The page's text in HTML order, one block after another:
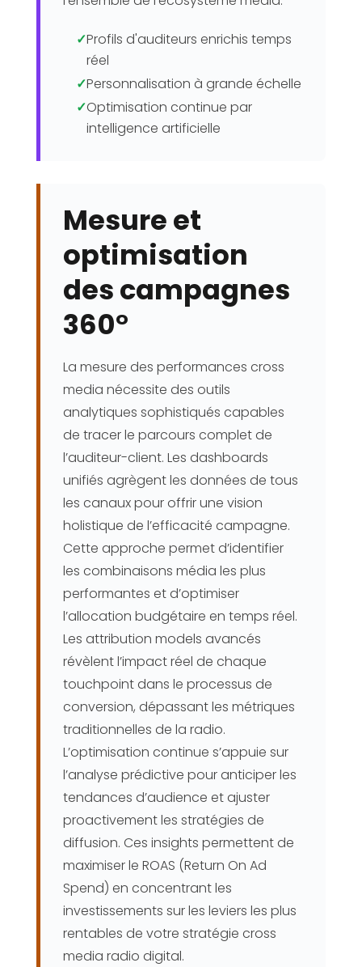
✓Profils d'auditeurs enrichis temps
réel
✓Personnalisation à grande échelle
✓Optimisation continue par
intelligence artificielle
Mesure et
optimisation
des campagnes
360°
La mesure des performances cross
media nécessite des outils
analytiques sophistiqués capables
de tracer le parcours complet de
l’auditeur-client. Les dashboards
unifiés agrègent les données de tous
les canaux pour offrir une vision
holistique de l’efficacité campagne.
Cette approche permet d’identifier
les combinaisons média les plus
performantes et d’optimiser
l’allocation budgétaire en temps réel.
Les attribution models avancés
révèlent l’impact réel de chaque
touchpoint dans le processus de
conversion, dépassant les métriques
traditionnelles de la radio.
L’optimisation continue s’appuie sur
l’analyse prédictive pour anticiper les
tendances d’audience et ajuster
proactivement les stratégies de
diffusion. Ces insights permettent de
maximiser le ROAS (Return On Ad
Spend) en concentrant les
investissements sur les leviers les plus
rentables de votre stratégie cross
media radio digital.